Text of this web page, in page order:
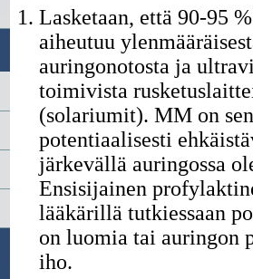
Lasketaan, että 90-95
aiheutuu
auringonotosta ja
toimivista
(solariumit). MM on
potentiaalisesti
järkevällä auringossa
Ensisijainen
lääkärillä tutkiessaan
on luomia tai auringon
iho.